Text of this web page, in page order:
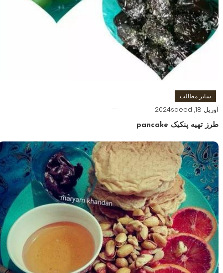
سایر مطالب
آوریل 18, 2024 saeed
طرز تهیه پنکیک pancake